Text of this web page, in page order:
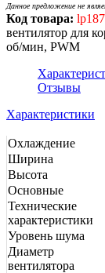
Данное предложение не
Код товара:
вентилятор для
об/мин, PWM
Отзывы
Характеристики
Охлаждение
Ширина
Высота
Основные
Технические
характеристики
Уровень шума
Диаметр
вентилятора